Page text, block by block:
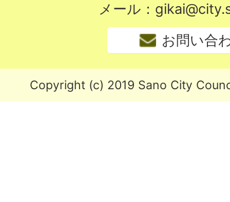
メール：
お問い合
Copyright (c) 2019 Sano City